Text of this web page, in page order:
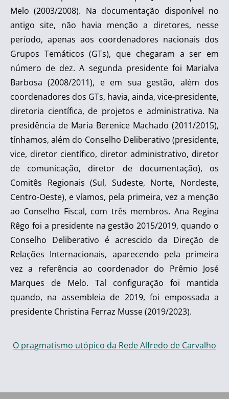
Melo (2003/2008). Na documentação disponível no
antigo site, não havia menção a diretores, nesse
período, apenas aos coordenadores nacionais dos
Grupos Temáticos (GTs), que chegaram a ser em
número de dez. A segunda presidente foi Marialva
Barbosa (2008/2011), e em sua gestão, além dos
coordenadores dos GTs, havia, ainda, vice-presidente,
diretoria científica, de projetos e administrativa. Na
presidência de Maria Berenice Machado (2011/2015),
tínhamos, além do Conselho Deliberativo (presidente,
vice, diretor científico, diretor administrativo, diretor
de comunicação, diretor de documentação), os
Comitês Regionais (Sul, Sudeste, Norte, Nordeste,
Centro-Oeste), e víamos, pela primeira, vez a menção
ao Conselho Fiscal, com três membros. Ana Regina
Rêgo foi a presidente na gestão 2015/2019, quando o
Conselho Deliberativo é acrescido da Direção de
Relações Internacionais, aparecendo pela primeira
vez a referência ao coordenador do Prêmio José
Marques de Melo. Tal configuração foi mantida
quando, na assembleia de 2019, foi empossada a
presidente Christina Ferraz Musse (2019/2023).
O pragmatismo utópico da Rede Alfredo de Carvalho